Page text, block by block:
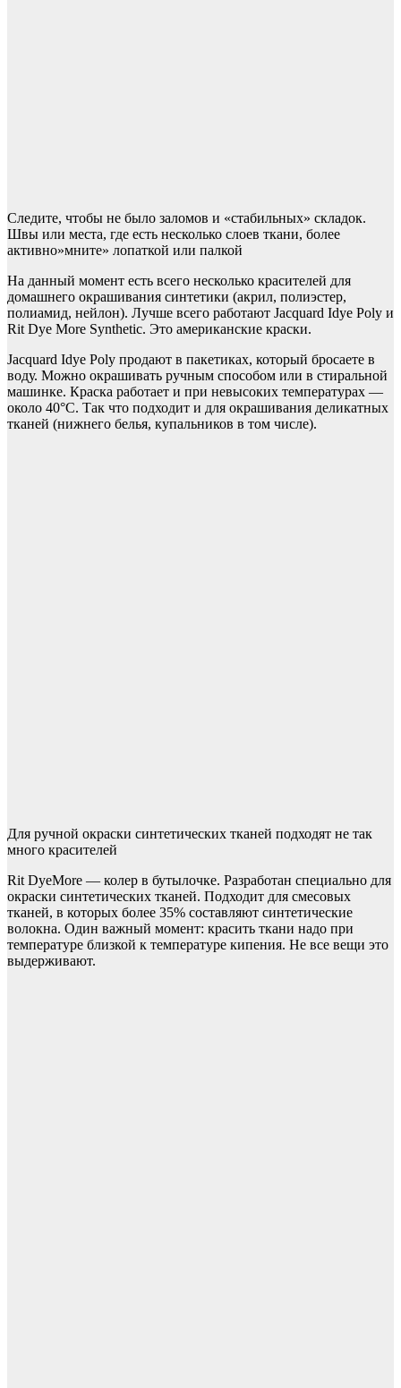
Следите, чтобы не было заломов и «стабильных» складок.
Швы или места, где есть несколько слоев ткани, более
активно»мните» лопаткой или палкой
На данный момент есть всего несколько красителей для
домашнего окрашивания синтетики (акрил, полиэстер,
полиамид, нейлон). Лучше всего работают Jacquard Idye Poly и
Rit Dye More Synthetic. Это американские краски.
Jacquard Idye Poly продают в пакетиках, который бросаете в
воду. Можно окрашивать ручным способом или в стиральной
машинке. Краска работает и при невысоких температурах —
около 40°C. Так что подходит и для окрашивания деликатных
тканей (нижнего белья, купальников в том числе).
Для ручной окраски синтетических тканей подходят не так
много красителей
Rit DyeMore — колер в бутылочке. Разработан специально для
окраски синтетических тканей. Подходит для смесовых
тканей, в которых более 35% составляют синтетические
волокна. Один важный момент: красить ткани надо при
температуре близкой к температуре кипения. Не все вещи это
выдерживают.